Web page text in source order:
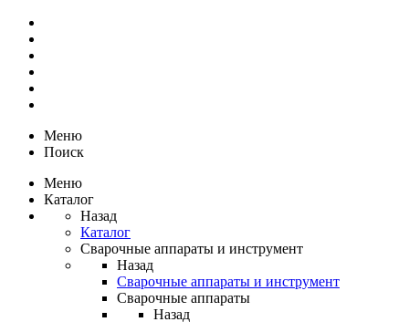
Меню
Поиск
Меню
Каталог
Назад
Каталог
Сварочные аппараты и инструмент
Назад
Сварочные аппараты и инструмент
Сварочные аппараты
Назад